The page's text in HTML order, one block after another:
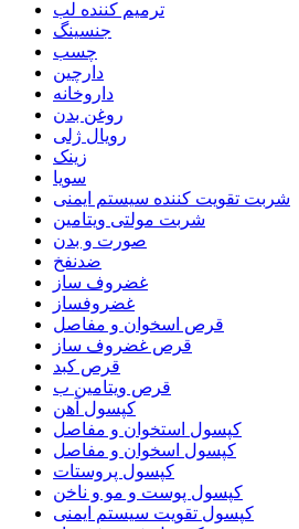
ترمیم کننده لب
جنسینگ
چسب
دارچین
داروخانه
روغن بدن
رویال ژلی
زینک
سویا
شربت تقویت کننده سیستم ایمنی
شربت مولتی ویتامین
صورت و بدن
ضدنفخ
غضروف ساز
غضروفساز
قرص اسخوان و مفاصل
قرص غضروف ساز
قرص کبد
قرص ویتامین ب
کپسول آهن
کپسول استخوان و مفاصل
کپسول اسخوان و مفاصل
کپسول پروستات
کپسول پوست و مو و ناخن
کپسول تقویت سیستم ایمنی